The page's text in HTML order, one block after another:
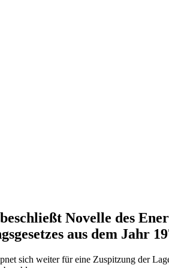
E-Mail
per E-Mail
Novelle des
aus dem Jahr
sich weiter für eine Zuspitzung der